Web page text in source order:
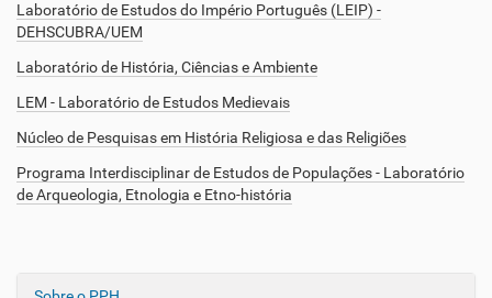
Laboratório de Estudos do Império Português (LEIP) -
DEHSCUBRA/UEM
Laboratório de História, Ciências e Ambiente
LEM - Laboratório de Estudos Medievais
Núcleo de Pesquisas em História Religiosa e das Religiões
Programa Interdisciplinar de Estudos de Populações - Laboratório
de Arqueologia, Etnologia e Etno-história